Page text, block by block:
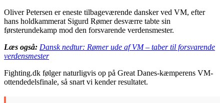
Oliver Petersen er eneste tilbageværende dansker ved VM, efter
hans holdkammerat Sigurd Rømer desværre tabte sin
førsterundekamp mod den forsvarende verdensmester.
Læs også: Dansk nedtur: Rømer ude af VM – taber til forsvarende
verdensmester
Fighting.dk følger naturligvis op på Great Danes-kæmperens VM-
ottendedelsfinale, så snart vi kender resultatet.